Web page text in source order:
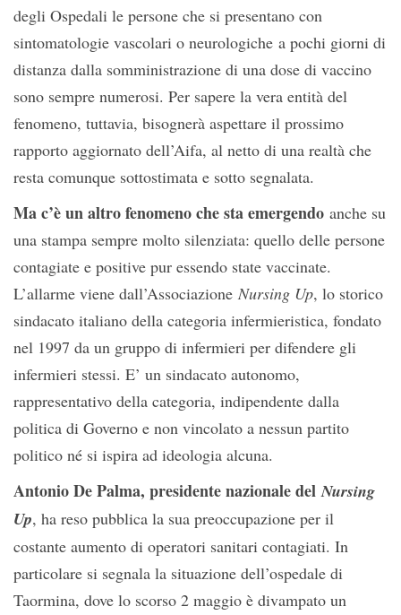
degli Ospedali le persone che si presentano con
sintomatologie vascolari o neurologiche a pochi giorni di
distanza dalla somministrazione di una dose di vaccino
sono sempre numerosi. Per sapere la vera entità del
fenomeno, tuttavia, bisognerà aspettare il prossimo
rapporto aggiornato dell’Aifa, al netto di una realtà che
resta comunque sottostimata e sotto segnalata.
Ma c’è un altro fenomeno che sta emergendo anche su
una stampa sempre molto silenziata: quello delle persone
contagiate e positive pur essendo state vaccinate.
L’allarme viene dall’Associazione Nursing Up, lo storico
sindacato italiano della categoria infermieristica, fondato
nel 1997 da un gruppo di infermieri per difendere gli
infermieri stessi. E’ un sindacato autonomo,
rappresentativo della categoria, indipendente dalla
politica di Governo e non vincolato a nessun partito
politico né si ispira ad ideologia alcuna.
Antonio De Palma, presidente nazionale delNursing
Up, ha reso pubblica la sua preoccupazione per il
costante aumento di operatori sanitari contagiati. In
particolare si segnala la situazione dell’ospedale di
Taormina, dove lo scorso 2 maggio è divampato un